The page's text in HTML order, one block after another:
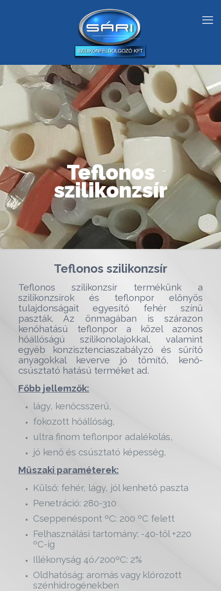
Teflonos
szilikonzsír
Teflonos szilikonzsír
Teflonos szilikonzsír termékünk a
szilikonzsírok és teflonpor előnyös
tulajdonságait egyesítő fehér színű
paszták. Az önmagában is szárazon
kenőhatású teflonpor a közel azonos
hőállóságú szilikonolajokkal, valamint
egyéb konzisztenciaszabályzó és sűrítő
anyagokkal keverve jó tömítő, kenő-
csúsztató hatású terméket ad.
Főbb jellemzők:
lágy, kenőcsszerű,
fokozott hőállóság,
ultra finom teflonpor adalékolás,
jó kenő és csúsztató képesség,
Műszaki paraméterek:
Külső: fehér, lágy, jól kenhető paszta
Penetráció: 280-310
Cseppenéspont ºC: 200 ºC felett
Felhasználási tartomány: -40-től +220
ºC-ig
Illékonyság 4ó/200ºC: 2%
Oldhatóság: aromás vagy klórozott
szénhidrogénekben